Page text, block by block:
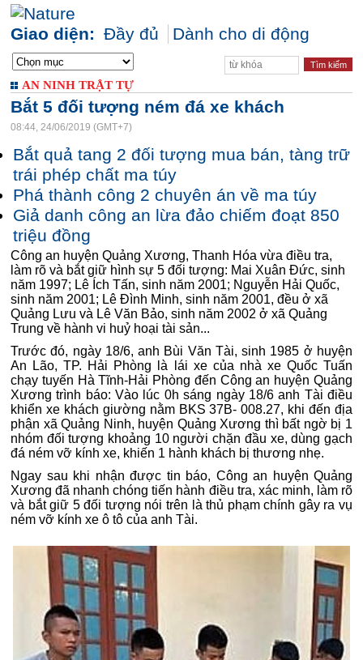
Giao diện: Đầy đủ Dành cho di động
AN NINH TRẬT TỰ
Bắt 5 đối tượng ném đá xe khách
08:44, 24/06/2019 (GMT+7)
Bắt quả tang 2 đối tượng mua bán, tàng trữ
trái phép chất ma túy
Phá thành công 2 chuyên án về ma túy
Giả danh công an lừa đảo chiếm đoạt 850
triệu đồng
Công an huyện Quảng Xương, Thanh Hóa vừa điều tra,
làm rõ và bắt giữ hình sự 5 đối tượng: Mai Xuân Đức, sinh
năm 1997; Lê Ích Tấn, sinh năm 2001; Nguyễn Hải Quốc,
sinh năm 2001; Lê Đình Minh, sinh năm 2001, đều ở xã
Quảng Lưu và Lê Văn Bảo, sinh năm 2002 ở xã Quảng
Trung về hành vi huỷ hoại tài sản...
Trước đó, ngày 18/6, anh Bùi Văn Tài, sinh 1985 ở huyện
An Lão, TP. Hải Phòng là lái xe của nhà xe Quốc Tuấn
chạy tuyến Hà Tĩnh-Hải Phòng đến Công an huyện Quảng
Xương trình báo: Vào lúc 0h sáng ngày 18/6 anh Tài điều
khiển xe khách giường nằm BKS 37B- 008.27, khi đến địa
phận xã Quảng Ninh, huyện Quảng Xương thì bất ngờ bị 1
nhóm đối tượng khoảng 10 người chặn đầu xe, dùng gạch
đá ném vỡ kính xe, khiến 1 hành khách bị thương nhẹ.
Ngay sau khi nhận được tin báo, Công an huyện Quảng
Xương đã nhanh chóng tiến hành điều tra, xác minh, làm rõ
và bắt giữ 5 đối tượng nói trên là thủ phạm chính gây ra vụ
ném vỡ kính xe ô tô của anh Tài.